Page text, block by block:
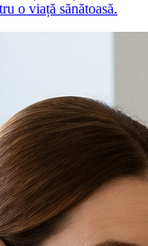
o viață sănătoasă.